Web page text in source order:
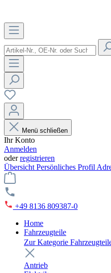
Menü schließen
Ihr Konto
Anmelden
oderregistrieren
Übersicht Persönliches Profil
+49 8136 809387-0
Home
Fahrzeugteile
Zur Kategorie
Antrieb